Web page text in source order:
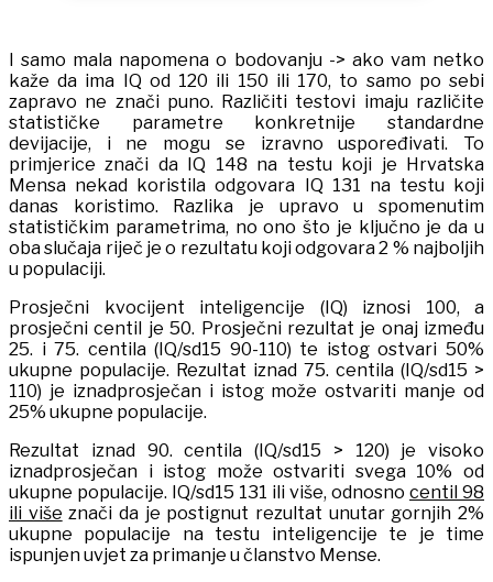
I samo mala napomena o bodovanju -> ako vam netko
kaže da ima IQ od 120 ili 150 ili 170, to samo po sebi
zapravo ne znači puno. Različiti testovi imaju različite
statističke parametre konkretnije standardne
devijacije, i ne mogu se izravno uspoređivati. To
primjerice znači da IQ 148 na testu koji je Hrvatska
Mensa nekad koristila odgovara IQ 131 na testu koji
danas koristimo. Razlika je upravo u spomenutim
statističkim parametrima, no ono što je ključno je da u
oba slučaja riječ je o rezultatu koji odgovara 2 % najboljih
u populaciji.
Prosječni kvocijent inteligencije (IQ) iznosi 100, a
prosječni centil je 50. Prosječni rezultat je onaj između
25. i 75. centila (IQ/sd15 90-110) te istog ostvari 50%
ukupne populacije. Rezultat iznad 75. centila (IQ/sd15 >
110) je iznadprosječan i istog može ostvariti manje od
25% ukupne populacije.
Rezultat iznad 90. centila (IQ/sd15 > 120) je visoko
iznadprosječan i istog može ostvariti svega 10% od
ukupne populacije. IQ/sd15 131 ili više, odnosno centil 98
ili više znači da je postignut rezultat unutar gornjih 2%
ukupne populacije na testu inteligencije te je time
ispunjen uvjet za primanje u članstvo Mense.